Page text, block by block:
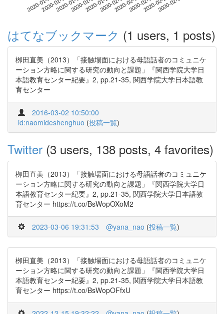
はてなブックマーク (1 users, 1 posts)
栁田直美（2013）「接触場面における母語話者のコミュニケ
ーション方略に関する研究の動向と課題」『関西学院大学日
本語教育センター紀要』2, pp.21-35, 関西学院大学日本語教
育センター
2016-03-02 10:50:00
id:naomideshenghuo (投稿一覧)
Twitter (3 users, 138 posts, 4 favorites)
栁田直美（2013）「接触場面における母語話者のコミュニケ
ーション方略に関する研究の動向と課題」『関西学院大学日
本語教育センター紀要』2, pp.21-35, 関西学院大学日本語教
育センター https://t.co/BsWopOXoM2
2023-03-06 19:31:53 @yana_nao (投稿一覧)
栁田直美（2013）「接触場面における母語話者のコミュニケ
ーション方略に関する研究の動向と課題」『関西学院大学日
本語教育センター紀要』2, pp.21-35, 関西学院大学日本語教
育センター https://t.co/BsWopOFfxU